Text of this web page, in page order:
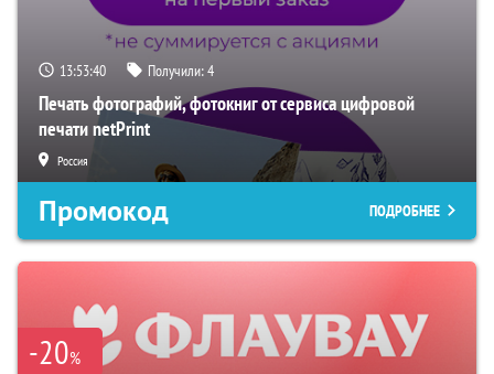
13:53:38 Получили:4
Печать фотографий, фотокниг от сервиса цифровой
печати netPrint
Россия
Промокод ПОДРОБНЕЕ
-20%